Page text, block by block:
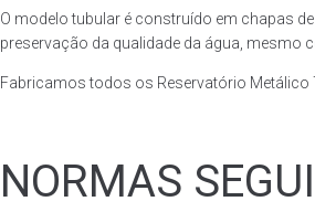
O modelo tubular é construído em chapas
preservação da qualidade da água, mesmo
Fabricamos todos os Reservatório
NORMAS